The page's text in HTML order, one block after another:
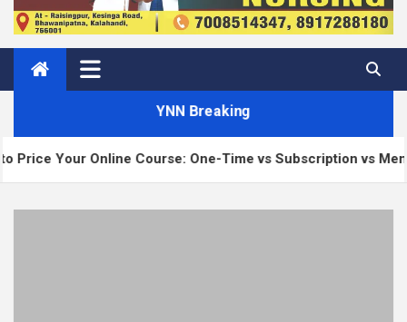
YNN Breaking
Course: One-Time vs Subscription vs Membership